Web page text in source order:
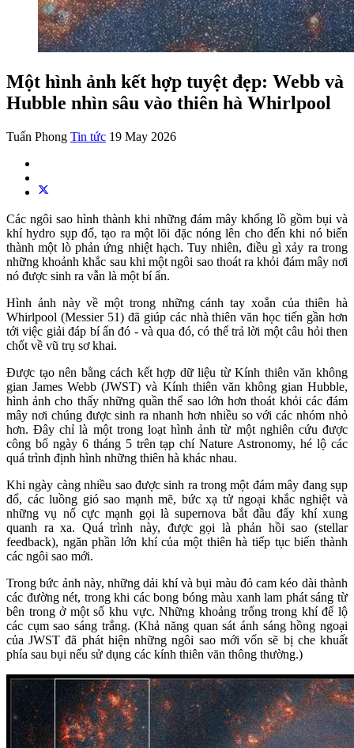
Một hình ảnh kết hợp tuyệt đẹp: Webb và
Hubble nhìn sâu vào thiên hà Whirlpool
Tuấn Phong Tin tức 19 May 2026
Các ngôi sao hình thành khi những đám mây khổng lồ gồm bụi và
khí hydro sụp đổ, tạo ra một lõi đặc nóng lên cho đến khi nó biến
thành một lò phản ứng nhiệt hạch. Tuy nhiên, điều gì xảy ra trong
những khoảnh khắc sau khi một ngôi sao thoát ra khỏi đám mây nơi
nó được sinh ra vẫn là một bí ẩn.
Hình ảnh này về một trong những cánh tay xoắn của thiên hà
Whirlpool (Messier 51) đã giúp các nhà thiên văn học tiến gần hơn
tới việc giải đáp bí ẩn đó - và qua đó, có thể trả lời một câu hỏi then
chốt về vũ trụ sơ khai.
Được tạo nên bằng cách kết hợp dữ liệu từ Kính thiên văn không
gian James Webb (JWST) và Kính thiên văn không gian Hubble,
hình ảnh cho thấy những quần thể sao lớn hơn thoát khỏi các đám
mây nơi chúng được sinh ra nhanh hơn nhiều so với các nhóm nhỏ
hơn. Đây chỉ là một trong loạt hình ảnh từ một nghiên cứu được
công bố ngày 6 tháng 5 trên tạp chí Nature Astronomy, hé lộ các
quá trình định hình những thiên hà khác nhau.
Khi ngày càng nhiều sao được sinh ra trong một đám mây đang sụp
đổ, các luồng gió sao mạnh mẽ, bức xạ tử ngoại khắc nghiệt và
những vụ nổ cực mạnh gọi là supernova bắt đầu đẩy khí xung
quanh ra xa. Quá trình này, được gọi là phản hồi sao (stellar
feedback), ngăn phần lớn khí của một thiên hà tiếp tục biến thành
các ngôi sao mới.
Trong bức ảnh này, những dải khí và bụi màu đỏ cam kéo dài thành
các đường nét, trong khi các bong bóng màu xanh lam phát sáng từ
bên trong ở một số khu vực. Những khoảng trống trong khí để lộ
các cụm sao sáng trắng. (Khả năng quan sát ánh sáng hồng ngoại
của JWST đã phát hiện những ngôi sao mới vốn sẽ bị che khuất
phía sau bụi nếu sử dụng các kính thiên văn thông thường.)